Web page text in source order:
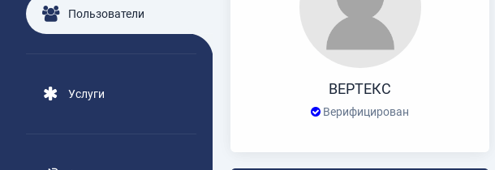
Пользователи
Услуги ВЕРТЕКС
Верифицирован